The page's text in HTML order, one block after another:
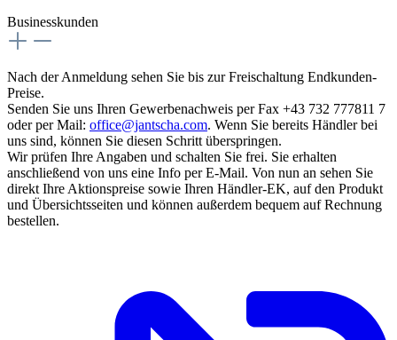
Businesskunden
Nach der Anmeldung sehen Sie bis zur Freischaltung Endkunden-
Preise.
Senden Sie uns Ihren Gewerbenachweis per Fax +43 732 777811 7
oder per Mail: office@jantscha.com. Wenn Sie bereits Händler bei
uns sind, können Sie diesen Schritt überspringen.
Wir prüfen Ihre Angaben und schalten Sie frei. Sie erhalten
anschließend von uns eine Info per E-Mail. Von nun an sehen Sie
direkt Ihre Aktionspreise sowie Ihren Händler-EK, auf den Produkt
und Übersichtsseiten und können außerdem bequem auf Rechnung
bestellen.